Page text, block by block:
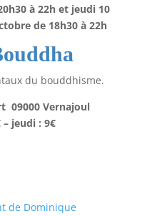
à 22h et jeudi 10
de 18h30 à 22h
du bouddhisme.
09000 Vernajoul
jeudi : 9€
de Dominique